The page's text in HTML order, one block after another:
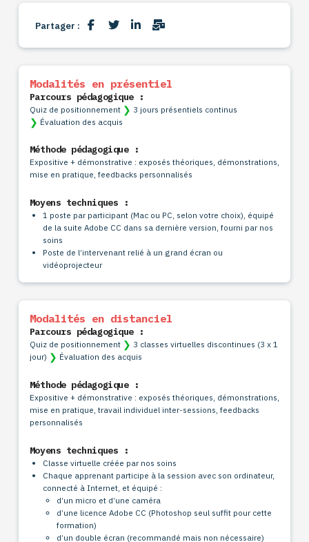
Partager :
Modalités en présentiel
Parcours pédagogique :
Quiz de positionnement ❯ 3 jours présentiels continus
❯ Évaluation des acquis
Méthode pédagogique :
Expositive + démonstrative : exposés théoriques, démonstrations,
mise en pratique, feedbacks personnalisés
Moyens techniques :
1 poste par participant (Mac ou PC, selon votre choix), équipé
de la suite Adobe CC dans sa dernière version, fourni par nos
soins
Poste de l’intervenant relié à un grand écran ou
vidéoprojecteur
Modalités en distanciel
Parcours pédagogique :
Quiz de positionnement ❯ 3 classes virtuelles discontinues (3 x 1
jour) ❯ Évaluation des acquis
Méthode pédagogique :
Expositive + démonstrative : exposés théoriques, démonstrations,
mise en pratique, travail individuel inter-sessions, feedbacks
personnalisés
Moyens techniques :
Classe virtuelle créée par nos soins
Chaque apprenant participe à la session avec son ordinateur,
connecté à Internet, et équipé :
d’un micro et d’une caméra
d’une licence Adobe CC (Photoshop seul suffit pour cette
formation)
d’un double écran (recommandé mais non nécessaire)